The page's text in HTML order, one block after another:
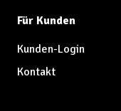
Für Kunden
Kunden-Login
Kontakt